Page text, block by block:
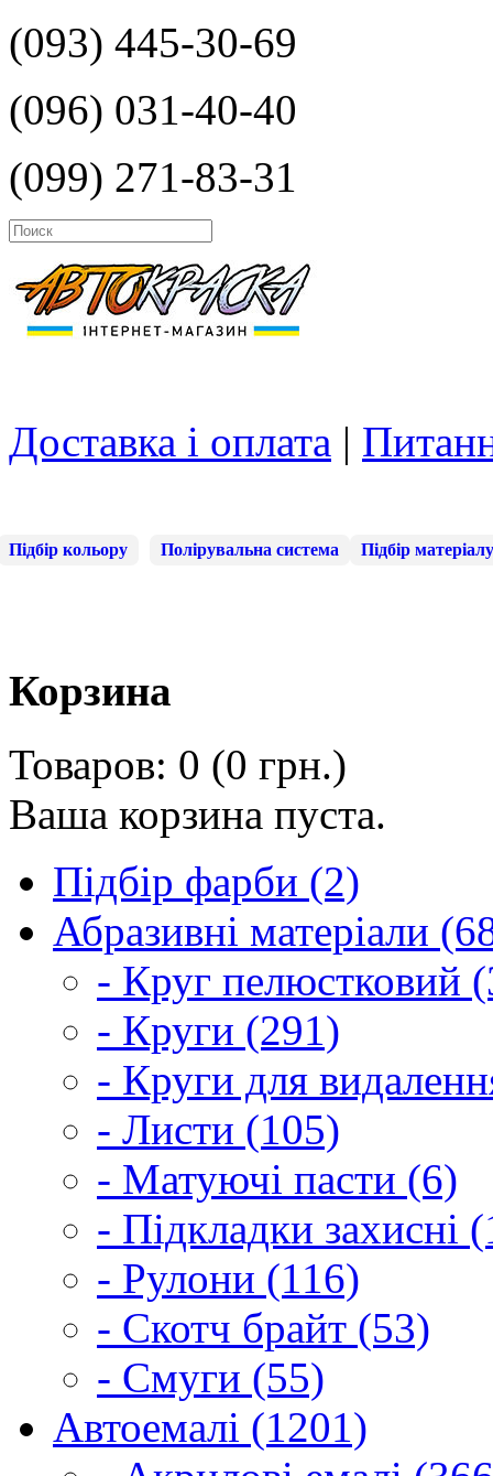
(093) 445-30-69
(096) 031-40-40
(099) 271-83-31
Доставка і оплата |
Підбір кольору Полірувальна система Підбір матеріалу
Корзина
Товаров: 0 (0 грн.)
Ваша корзина пуста.
Підбір фарби (2)
Абразивні матеріали
- Круг пелюстковий
- Круги (291)
- Круги для
- Листи (105)
- Матуючі пасти (6)
- Підкладки захисні
- Рулони (116)
- Скотч брайт (53)
- Смуги (55)
Автоемалі (1201)